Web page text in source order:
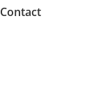
Contact